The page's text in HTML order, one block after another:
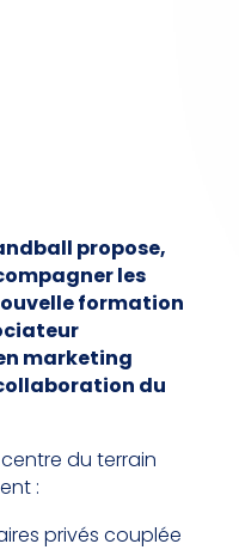
propose,
les
formation
marketing
du
du terrain
:
privés couplée